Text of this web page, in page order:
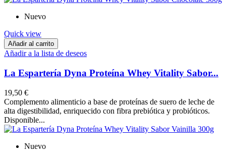
Nuevo
Quick view
Añadir al carrito
Añadir a la lista de deseos
La Espartería Dyna Proteína Whey Vitality Sabor...
19,50 €
Complemento alimenticio a base de proteínas de suero de leche de
alta digestibilidad, enriquecido con fibra prebiótica y probióticos.
Disponible...
Nuevo